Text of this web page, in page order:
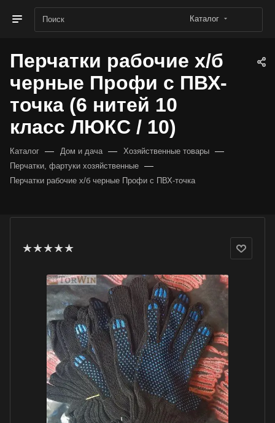
Каталог
Перчатки рабочие х/б
черные Профи с ПВХ-
точка (6 нитей 10
класс ЛЮКС / 10)
Каталог — Дом и дача — Хозяйственные товары —
Перчатки, фартуки хозяйственные —
Перчатки рабочие х/б черные Профи с ПВХ-точка